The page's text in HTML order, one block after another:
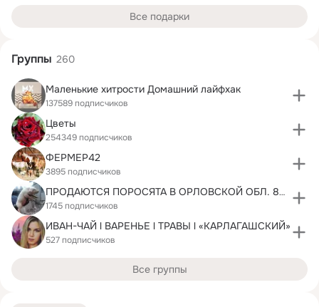
Все подарки
Группы 260
Маленькие хитрости Домашний лайфхак
137589 подписчиков
Цветы
254349 подписчиков
ФЕРМЕР42
3895 подписчиков
ПРОДАЮТСЯ ПОРОСЯТА В ОРЛОВСКОЙ ОБЛ. 89803642568
1745 подписчиков
ИВАН-ЧАЙ l ВАРЕНЬЕ l ТРАВЫ l «КАРЛАГАШСКИЙ»
527 подписчиков
Все группы